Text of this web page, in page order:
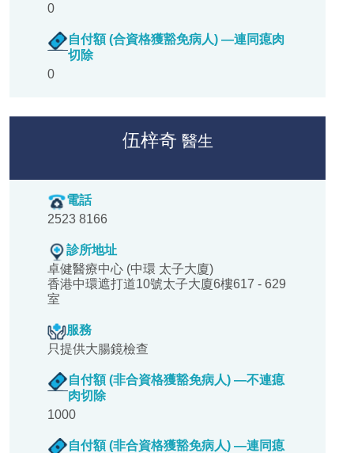
0
自付額 (合資格獲豁免病人) —連同瘜肉
切除
0
伍梓奇 醫生
電話
2523 8166
診所地址
卓健醫療中心 (中環 太子大廈)
香港中環遮打道10號太子大廈6樓617 - 629
室
服務
只提供大腸鏡檢查
自付額 (非合資格獲豁免病人) —不連瘜
肉切除
1000
自付額 (非合資格獲豁免病人) —連同瘜